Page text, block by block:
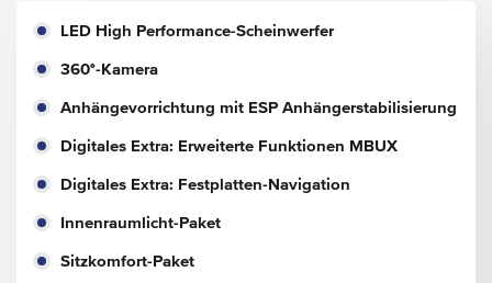
LED High Performance-Scheinwerfer
360°-Kamera
Anhängevorrichtung mit ESP Anhängerstabilisierung
Digitales Extra: Erweiterte Funktionen MBUX
Digitales Extra: Festplatten-Navigation
Innenraumlicht-Paket
Sitzkomfort-Paket